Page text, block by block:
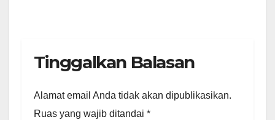
Tinggalkan Balasan
Alamat email Anda tidak akan dipublikasikan.
Ruas yang wajib ditandai *